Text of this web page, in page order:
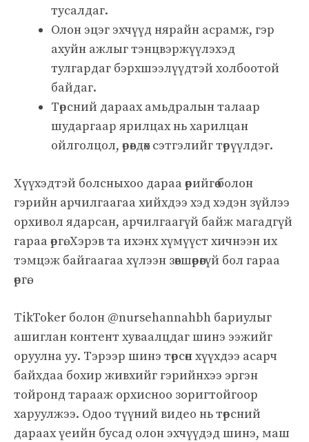
тусалдаг.
Олон эцэг эхчүүд нярайн асрамж, гэр
ахуйн ажлыг тэнцвэржүүлэхэд
тулгардаг бэрхшээлүүдтэй холбоотой
байдаг.
Төрсний дараах амьдралын талаар
шударгаар ярилцах нь харилцан
ойлголцол, өрөвдөх сэтгэлийг төрүүлдэг.
Хүүхэдтэй болсныхоо дараа өөрийгөө болон
гэрийн арчилгаагаа хийхдээ хэд хэдэн зүйлээ
орхивол ядарсан, арчилгаагүй байж магадгүй
гараа өргө. Хэрэв та ихэнх хүмүүст хичнээн их
тэмцэж байгаагаа хүлээн зөвшөөрөөгүй бол гараа
өргө.
TikToker болон @nursehannahbh бариулыг
ашиглан контент хуваалцдаг шинэ ээжийг
оруулна уу. Тэрээр шинэ төрсөн хүүхдээ асарч
байхдаа бохир живхийг гэрийнхээ эргэн
тойронд тарааж орхисноо зоригтойгоор
харуулжээ. Одоо түүний видео нь төрсний
дараах үеийн бусад олон эхчүүдэд шинэ, маш